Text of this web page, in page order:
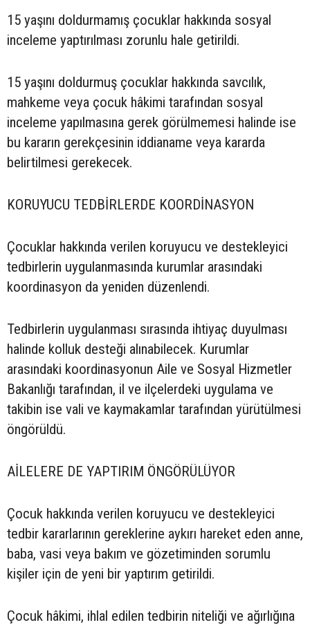
15 yaşını doldurmamış çocuklar hakkında sosyal
inceleme yaptırılması zorunlu hale getirildi.
15 yaşını doldurmuş çocuklar hakkında savcılık,
mahkeme veya çocuk hâkimi tarafından sosyal
inceleme yapılmasına gerek görülmemesi halinde ise
bu kararın gerekçesinin iddianame veya kararda
belirtilmesi gerekecek.
KORUYUCU TEDBİRLERDE KOORDİNASYON
Çocuklar hakkında verilen koruyucu ve destekleyici
tedbirlerin uygulanmasında kurumlar arasındaki
koordinasyon da yeniden düzenlendi.
Tedbirlerin uygulanması sırasında ihtiyaç duyulması
halinde kolluk desteği alınabilecek. Kurumlar
arasındaki koordinasyonun Aile ve Sosyal Hizmetler
Bakanlığı tarafından, il ve ilçelerdeki uygulama ve
takibin ise vali ve kaymakamlar tarafından yürütülmesi
öngörüldü.
AİLELERE DE YAPTIRIM ÖNGÖRÜLÜYOR
Çocuk hakkında verilen koruyucu ve destekleyici
tedbir kararlarının gereklerine aykırı hareket eden anne,
baba, vasi veya bakım ve gözetiminden sorumlu
kişiler için de yeni bir yaptırım getirildi.
Çocuk hâkimi, ihlal edilen tedbirin niteliği ve ağırlığına